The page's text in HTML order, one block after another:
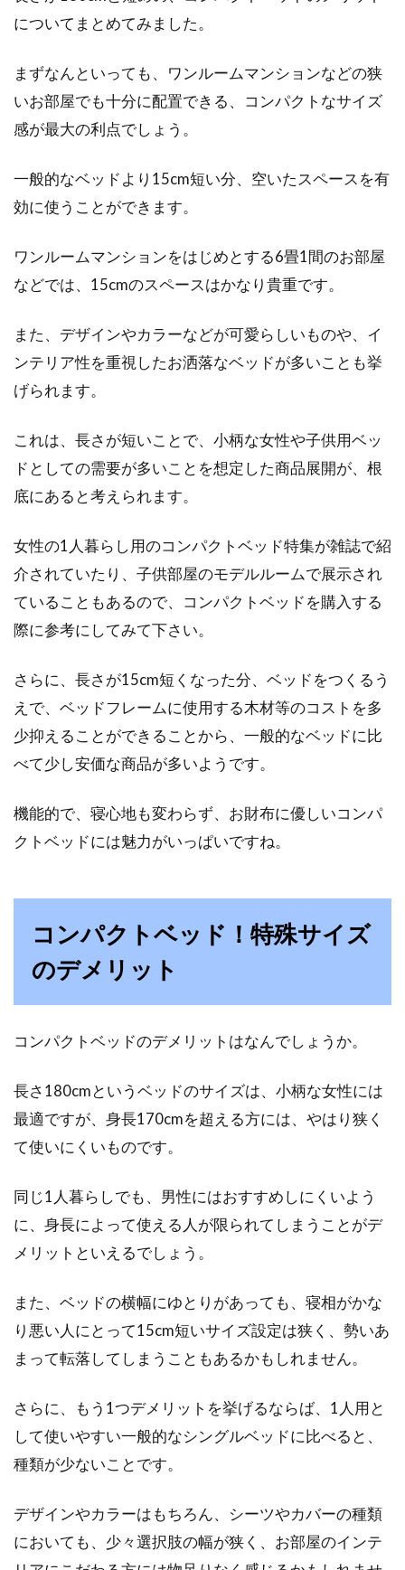
についてまとめてみました。
まずなんといっても、ワンルームマンションなどの狭
いお部屋でも十分に配置できる、コンパクトなサイズ
感が最大の利点でしょう。
一般的なベッドより15cm短い分、空いたスペースを有
効に使うことができます。
ワンルームマンションをはじめとする6畳1間のお部屋
などでは、15cmのスペースはかなり貴重です。
また、デザインやカラーなどが可愛らしいものや、イ
ンテリア性を重視したお洒落なベッドが多いことも挙
げられます。
これは、長さが短いことで、小柄な女性や子供用ベッ
ドとしての需要が多いことを想定した商品展開が、根
底にあると考えられます。
女性の1人暮らし用のコンパクトベッド特集が雑誌で紹
介されていたり、子供部屋のモデルルームで展示され
ていることもあるので、コンパクトベッドを購入する
際に参考にしてみて下さい。
さらに、長さが15cm短くなった分、ベッドをつくるう
えで、ベッドフレームに使用する木材等のコストを多
少抑えることができることから、一般的なベッドに比
べて少し安価な商品が多いようです。
機能的で、寝心地も変わらず、お財布に優しいコンパ
クトベッドには魅力がいっぱいですね。
コンパクトベッド！特殊サイズ
のデメリット
コンパクトベッドのデメリットはなんでしょうか。
長さ180cmというベッドのサイズは、小柄な女性には
最適ですが、身長170cmを超える方には、やはり狭く
て使いにくいものです。
同じ1人暮らしでも、男性にはおすすめしにくいよう
に、身長によって使える人が限られてしまうことがデ
メリットといえるでしょう。
また、ベッドの横幅にゆとりがあっても、寝相がかな
り悪い人にとって15cm短いサイズ設定は狭く、勢いあ
まって転落してしまうこともあるかもしれません。
さらに、もう1つデメリットを挙げるならば、1人用と
して使いやすい一般的なシングルベッドに比べると、
種類が少ないことです。
デザインやカラーはもちろん、シーツやカバーの種類
においても、少々選択肢の幅が狭く、お部屋のインテ